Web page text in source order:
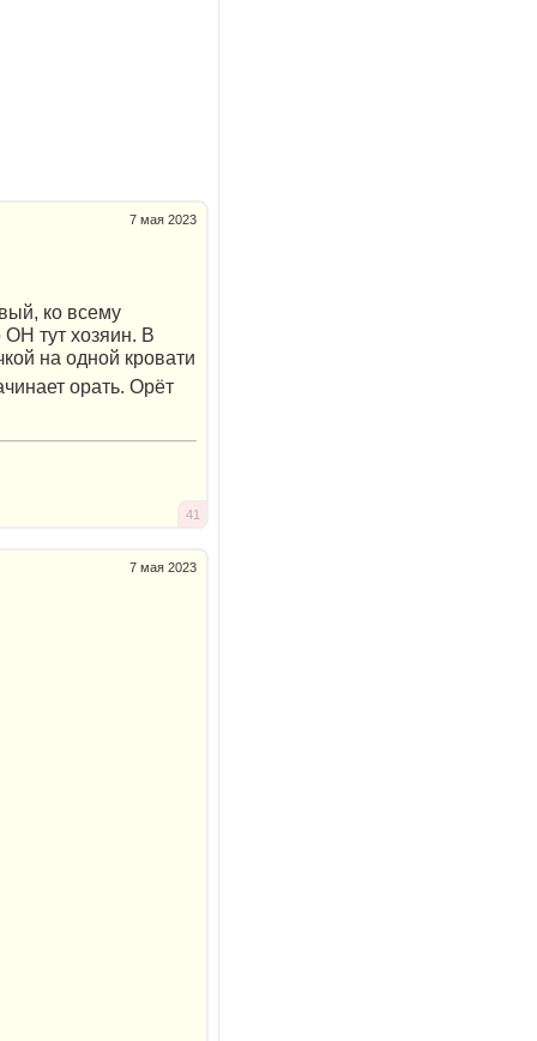
7 мая 2023
ко всему
ОН тут хозяин. В
на одной кровати
орать. Орёт
41
7 мая 2023